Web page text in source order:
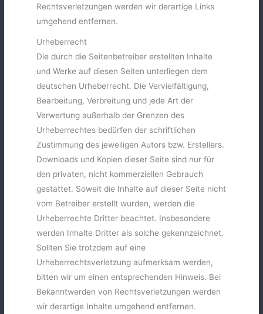
Rechtsverletzungen werden wir derartige Links
umgehend entfernen.
Urheberrecht
Die durch die Seitenbetreiber erstellten Inhalte
und Werke auf diesen Seiten unterliegen dem
deutschen Urheberrecht. Die Vervielfältigung,
Bearbeitung, Verbreitung und jede Art der
Verwertung außerhalb der Grenzen des
Urheberrechtes bedürfen der schriftlichen
Zustimmung des jeweiligen Autors bzw. Erstellers.
Downloads und Kopien dieser Seite sind nur für
den privaten, nicht kommerziellen Gebrauch
gestattet. Soweit die Inhalte auf dieser Seite nicht
vom Betreiber erstellt wurden, werden die
Urheberrechte Dritter beachtet. Insbesondere
werden Inhalte Dritter als solche gekennzeichnet.
Sollten Sie trotzdem auf eine
Urheberrechtsverletzung aufmerksam werden,
bitten wir um einen entsprechenden Hinweis. Bei
Bekanntwerden von Rechtsverletzungen werden
wir derartige Inhalte umgehend entfernen.